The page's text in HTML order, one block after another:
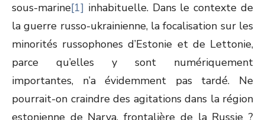
sous-marine[1] inhabituelle. Dans le contexte de
la guerre russo-ukrainienne, la focalisation sur les
minorités russophones d’Estonie et de Lettonie,
parce qu’elles y sont numériquement
importantes, n’a évidemment pas tardé. Ne
pourrait-on craindre des agitations dans la région
estonienne de Narva, frontalière de la Russie ?